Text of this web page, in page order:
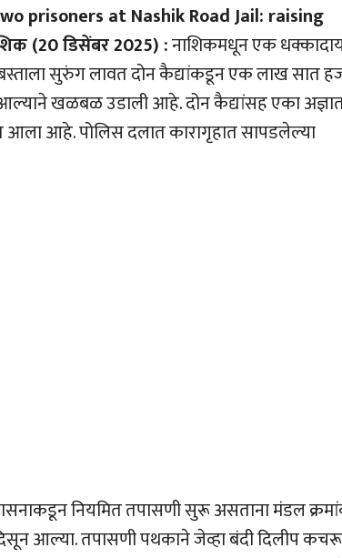
prisoners at Nashik Road Jail: raising
(20 डिसेंबर 2025) :नाशिकमधून एक
सुरुंग लावत दोन कैद्यांकडून एक लाख सात
खळबळ उडाली आहे. दोन कैद्यांसह एका
आला आहे. पोलिस दलात कारागृहात सापडलेल्या
नियमित तपासणी सुरू असताना मंडल
आल्या. तपासणी पथकाने जेव्हा बंदी दिलीप कचरू